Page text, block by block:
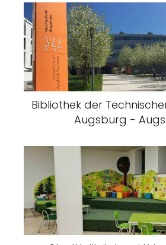
Bibliothek der
Augsburg -